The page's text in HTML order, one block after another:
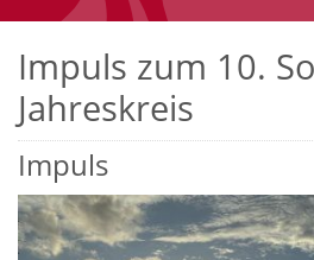
Impuls zum 10.
Jahreskreis
Impuls